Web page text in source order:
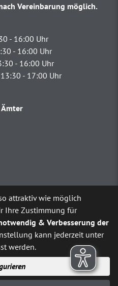
Vereinbarung möglich.
- 16:00 Uhr
- 16:00 Uhr
- 16:00 Uhr
- 17:00 Uhr
bereitgestellte externe
Ja Immer
attraktiv wie möglich
Ihre Zustimmung für
& Verbesserung der
kann jederzeit unter
werden.